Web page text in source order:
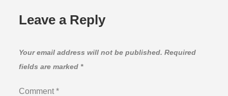
Leave a Reply
Your email address will not be published. Required
fields are marked *
Comment*